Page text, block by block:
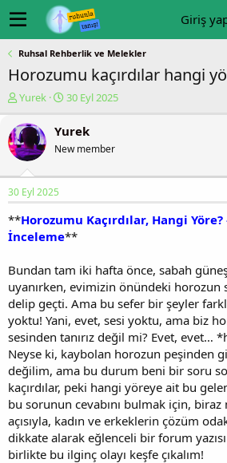
Giriş
Ruhsal Rehberlik ve Melekler
Horozumu kaçırdılar hangi
K
n
u
y
b
a
l
a
a
n
Yurek
B
l
a
g
t
a
i
h
30 Eyl 2025
Yurek
New member
30 Eyl 2025
**Horozumu Kaçırdılar, Hangi
İnceleme**
Bundan tam iki hafta önce, sabah
uyanırken, evimizin önündeki horozun
delip geçti. Ama bu sefer bir şeyler
yoktu! Yani, evet, sesi yoktu, ama biz
sesinden tanırız değil mi? Evet, evet…
Neyse ki, kaybolan horozun peşinden
değilim, ama bu durum beni bir soru
kaçırdılar, peki hangi yöreye ait bu
bu sorunun cevabını bulmak için, biraz
açısıyla, kadın ve erkeklerin çözüm
dikkate alarak eğlenceli bir forum
birlikte bu ilginç olayı keşfe çıkalım!